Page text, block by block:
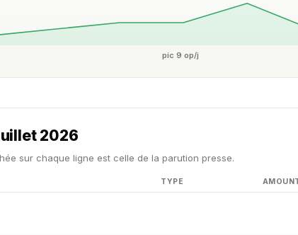
pic 9 op/j
2026
sur chaque ligne est celle de la parution presse.
TYPE